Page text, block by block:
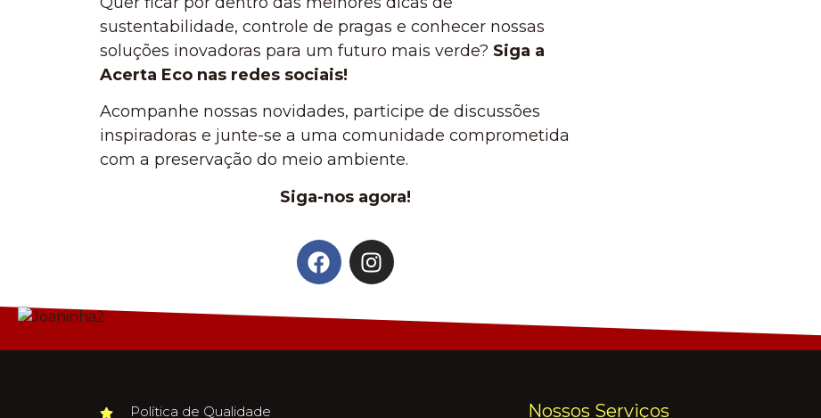
sustentabilidade, controle de pragas e conhecer nossas
soluções inovadoras para um futuro mais verde? Siga a
Acerta Eco nas redes sociais!
Acompanhe nossas novidades, participe de discussões
inspiradoras e junte-se a uma comunidade comprometida
com a preservação do meio ambiente.
Siga-nos agora!
Política de Qualidade Nossos Serviços